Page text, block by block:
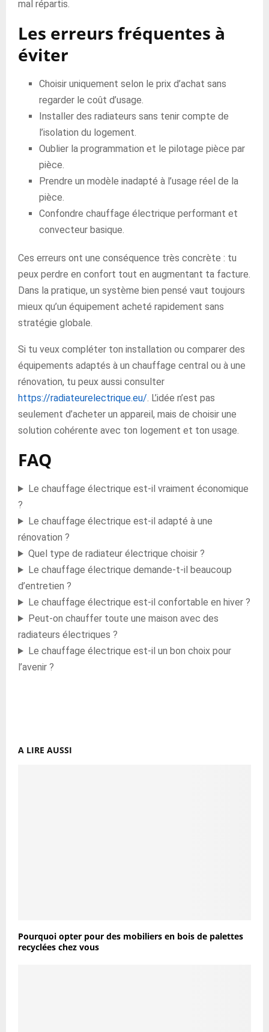
mal répartis.
Les erreurs fréquentes à
éviter
Choisir uniquement selon le prix d’achat sans
regarder le coût d’usage.
Installer des radiateurs sans tenir compte de
l’isolation du logement.
Oublier la programmation et le pilotage pièce par
pièce.
Prendre un modèle inadapté à l’usage réel de la
pièce.
Confondre chauffage électrique performant et
convecteur basique.
Ces erreurs ont une conséquence très concrète : tu
peux perdre en confort tout en augmentant ta facture.
Dans la pratique, un système bien pensé vaut toujours
mieux qu’un équipement acheté rapidement sans
stratégie globale.
Si tu veux compléter ton installation ou comparer des
équipements adaptés à un chauffage central ou à une
rénovation, tu peux aussi consulter
https://radiateurelectrique.eu/. L’idée n’est pas
seulement d’acheter un appareil, mais de choisir une
solution cohérente avec ton logement et ton usage.
FAQ
Le chauffage électrique est-il vraiment économique
?
Le chauffage électrique est-il adapté à une
rénovation ?
Quel type de radiateur électrique choisir ?
Le chauffage électrique demande-t-il beaucoup
d’entretien ?
Le chauffage électrique est-il confortable en hiver ?
Peut-on chauffer toute une maison avec des
radiateurs électriques ?
Le chauffage électrique est-il un bon choix pour
l’avenir ?
A LIRE AUSSI
Pourquoi opter pour des mobiliers en bois de palettes
recyclées chez vous